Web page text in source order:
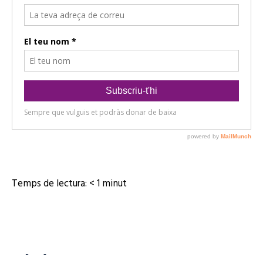
Temps de lectura: < 1minut